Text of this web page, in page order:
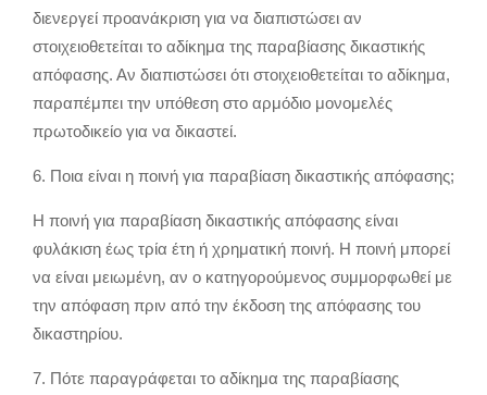
διενεργεί προανάκριση για να διαπιστώσει αν
στοιχειοθετείται το αδίκημα της παραβίασης δικαστικής
απόφασης. Αν διαπιστώσει ότι στοιχειοθετείται το αδίκημα,
παραπέμπει την υπόθεση στο αρμόδιο μονομελές
πρωτοδικείο για να δικαστεί.
6. Ποια είναι η ποινή για παραβίαση δικαστικής απόφασης;
Η ποινή για παραβίαση δικαστικής απόφασης είναι
φυλάκιση έως τρία έτη ή χρηματική ποινή. Η ποινή μπορεί
να είναι μειωμένη, αν ο κατηγορούμενος συμμορφωθεί με
την απόφαση πριν από την έκδοση της απόφασης του
δικαστηρίου.
7. Πότε παραγράφεται το αδίκημα της παραβίασης